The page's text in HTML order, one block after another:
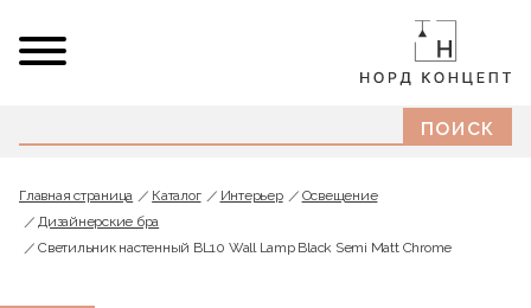
Главная страница Каталог Интерьер
Освещение
Дизайнерские бра
Светильник настенный BL10 Wall Lamp Black Semi Matt Chrome